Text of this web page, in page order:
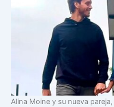
Alina Moine y su nueva